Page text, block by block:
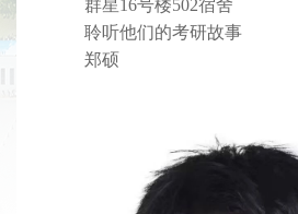
群星16号楼502宿舍
聆听他们的考研故事
郑硕